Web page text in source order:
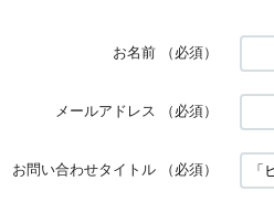
お名前 （必須）
メールアドレス （必須）
お問い合わせタイトル （必須）